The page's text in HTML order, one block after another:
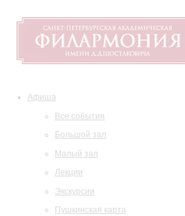
Афиша
Все события
Большой зал
Малый зал
Лекции
Экскурсии
Пушкинская карта